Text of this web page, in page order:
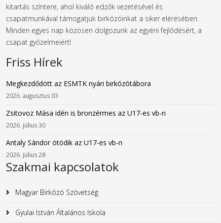
kitartás színtere, ahol kiváló edzők vezetésével és
csapatmunkával támogatjuk birkózóinkat a siker elérésében.
Minden egyes nap közösen dolgozunk az egyéni fejlődésért, a
csapat győzelmeiért!
Friss Hírek
Megkezdődött az ESMTK nyári birkózótábora
2026. augusztus 03
Zsitovoz Mása idén is bronzérmes az U17-es vb-n
2026. július 30
Antaly Sándor ötödik az U17-es vb-n
2026. július 28
Szakmai kapcsolatok
Magyar Birkózó Szövetség
Gyulai István Általános Iskola